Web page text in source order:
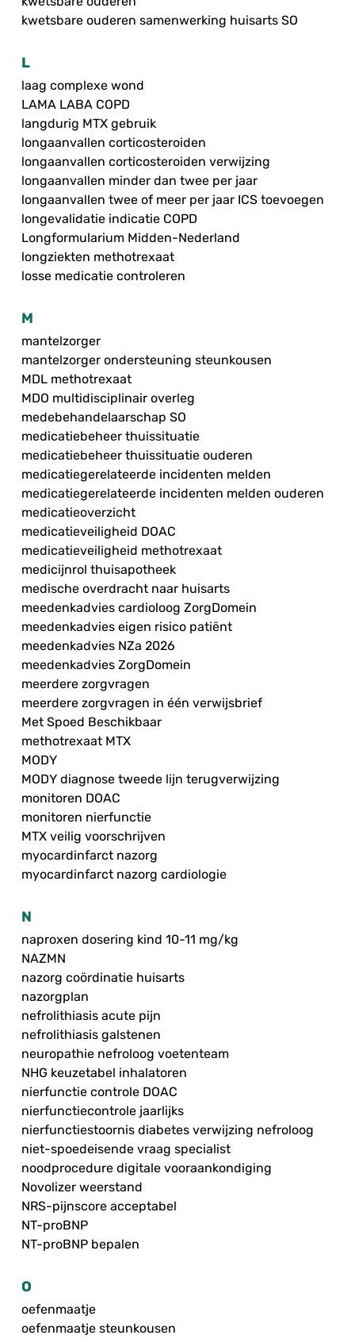
kwetsbare ouderen samenwerking huisarts SO
L
laag complexe wond
LAMA LABA COPD
langdurig MTX gebruik
longaanvallen corticosteroiden
longaanvallen corticosteroiden verwijzing
longaanvallen minder dan twee per jaar
longaanvallen twee of meer per jaar ICS toevoegen
longevalidatie indicatie COPD
Longformularium Midden-Nederland
longziekten methotrexaat
losse medicatie controleren
M
mantelzorger
mantelzorger ondersteuning steunkousen
MDL methotrexaat
MDO multidisciplinair overleg
medebehandelaarschap SO
medicatiebeheer thuissituatie
medicatiebeheer thuissituatie ouderen
medicatiegerelateerde incidenten melden
medicatiegerelateerde incidenten melden ouderen
medicatieoverzicht
medicatieveiligheid DOAC
medicatieveiligheid methotrexaat
medicijnrol thuisapotheek
medische overdracht naar huisarts
meedenkadvies cardioloog ZorgDomein
meedenkadvies eigen risico patiënt
meedenkadvies NZa 2026
meedenkadvies ZorgDomein
meerdere zorgvragen
meerdere zorgvragen in één verwijsbrief
Met Spoed Beschikbaar
methotrexaat MTX
MODY
MODY diagnose tweede lijn terugverwijzing
monitoren DOAC
monitoren nierfunctie
MTX veilig voorschrijven
myocardinfarct nazorg
myocardinfarct nazorg cardiologie
N
naproxen dosering kind 10-11 mg/kg
NAZMN
nazorg coördinatie huisarts
nazorgplan
nefrolithiasis acute pijn
nefrolithiasis galstenen
neuropathie nefroloog voetenteam
NHG keuzetabel inhalatoren
nierfunctie controle DOAC
nierfunctiecontrole jaarlijks
nierfunctiestoornis diabetes verwijzing nefroloog
niet-spoedeisende vraag specialist
noodprocedure digitale vooraankondiging
Novolizer weerstand
NRS-pijnscore acceptabel
NT-proBNP
NT-proBNP bepalen
O
oefenmaatje
oefenmaatje steunkousen